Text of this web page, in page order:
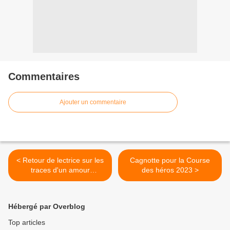
Commentaires
Ajouter un commentaire
< Retour de lectrice sur les
traces d'un amour
complexe
Cagnotte pour la Course
des héros 2023 >
Hébergé par Overblog
Top articles